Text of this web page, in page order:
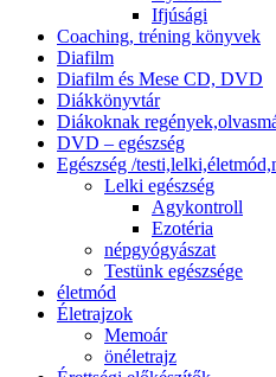
Ifjúsági
Coaching, tréning könyvek
Diafilm
Diafilm és Mese CD, DVD
Diákkönyvtár
Diákoknak
DVD – egészség
Egészség /
Lelki egészség
Agykontroll
Ezotéria
népgyógyászat
Testünk egészsége
életmód
Életrajzok
Memoár
önéletrajz